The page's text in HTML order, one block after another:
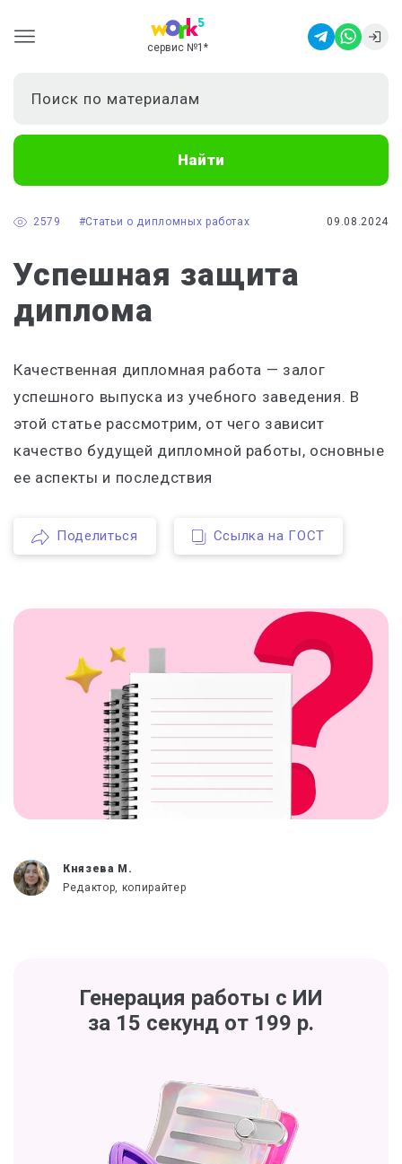
сервис №1 *
Найти
09.08.2024
#Статьи о дипломных работах
2579
Успешная защита
диплома
Качественная дипломная работа — залог
успешного выпуска из учебного заведения. В
этой статье рассмотрим, от чего зависит
качество будущей дипломной работы, основные
ее аспекты и последствия
Поделиться Ссылка на ГОСТ
Князева М.
Редактор, копирайтер
Генерация работы с ИИ
за 15 секунд от 199 р.